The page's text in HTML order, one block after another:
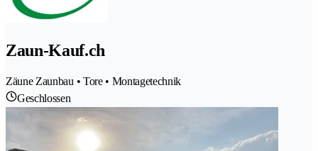
Zaun-Kauf.ch
Zäune Zaunbau • Tore • Montagetechnik
Geschlossen